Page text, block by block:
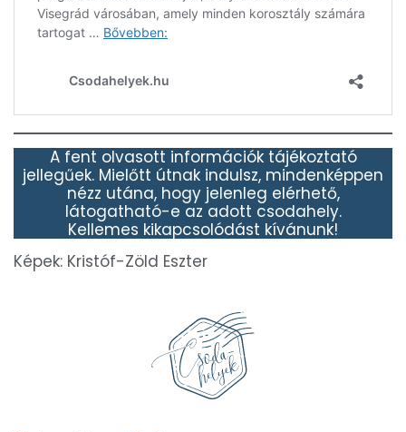
A fent olvasott információk tájékoztató
jellegűek. Mielőtt útnak indulsz, mindenképpen
nézz utána, hogy jelenleg elérhető,
látogatható-e az adott csodahely.
Kellemes kikapcsolódást kívánunk!
Képek: Kristóf-Zöld Eszter